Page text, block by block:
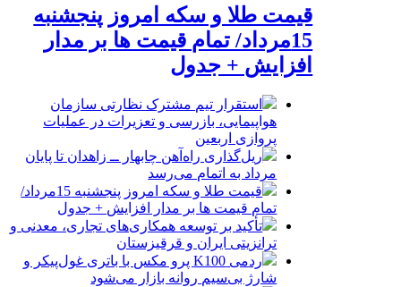
قیمت طلا و سکه امروز پنجشنبه
15مرداد/ تمام قیمت ها بر مدار
افزایش + جدول
استقرار تیم مشترک نظارتی سازمان
هواپیمایی، بازرسی و تعزیرات در عملیات
پروازی اربعین
ریل‌گذاری راه‌آهن چابهار ــ زاهدان تا پایان
مرداد به اتمام می‌رسد
قیمت طلا و سکه امروز پنجشنبه 15مرداد/
تمام قیمت ها بر مدار افزایش + جدول
تأکید بر توسعه همکاری‌های تجاری، معدنی و
ترانزیتی ایران و قرقیزستان
ردمی K100 پرو مکس با باتری غول‌پیکر و
شارژ بی‌سیم روانه بازار می‌شود